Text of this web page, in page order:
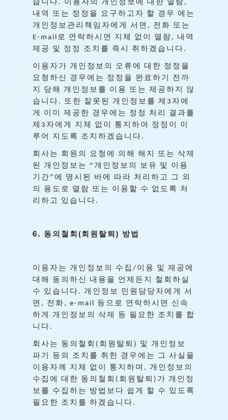
습니다 . 이용자의 개인정보에 대한 열람 ,
내역 또는 정정을 요구하고자 할 경우 에는
개인정보관리책임자에게
서면 , 전화 또는
E-mail 로 연락하시면 지체 없이 열람 , 내역
제공 및 정정 조치를 즉시 취하겠습니다 .
이용자가 개인정보의 오류에 대한 정정을
요청하신
경우에는 정정을 완료하기
전까
지
당해 개인정보를 이용 또는 제공하지
않
습니다 . 또한 잘못된 개인정보를 제 3 자에
게
이미 제공한 경우에는 정정 처리
결과를
제 3 자에게 지체 없이 통지하여 정정이
이
루어
지도록 조치하겠습니다 .
회사는 회원의 요청에 의해 해지 또는 삭제
된
개인정보는 “개인정보의 보유 및
이용
기간”에
명시된 바에 따라 처리하고 그
외
의
용도로 열람 또는 이용할 수 없도록 처
리하고
있습니다 .
6. 동의철회 (회원탈퇴 ) 방법
이용자는 개인정보의 수집 / 이용 및 제공에
대해
동의하신 내용을 언제든지
철회하실
수 있습니다 . 개인정보 민원담당자에게
서
면 , 전화 , e-mail 등으로 연락하시면
신속
하게
개인정보의 삭제 등 필요한 조치를 합
니다 .
회사는 동의철회 ( 회원탈퇴 ) 및
개인정보
파기
등의 조치를 취한 경우에는 그 사실을
이용자께
지체 없이 통지하며 , 개인정보의
수집에
대한 동의철회 ( 회원탈퇴 ) 가 개인정
보를 수집하는 방법보다 쉽게 할 수 있도록
필요한 조치를 하겠습니다 .